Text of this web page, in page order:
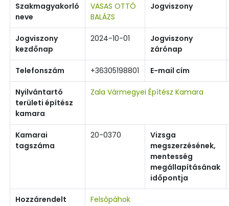
Szakmagyakorló
neve
VASAS OTTÓ
BALÁZS
Jogviszony
Jogviszony
kezdőnap
2024-10-01
Jogviszony
zárónap
Telefonszám +36305198801 E-mail cím
Nyilvántartó
területi építész
kamara
Zala Vármegyei Építész Kamara
Kamarai
tagszáma
20-0370
Vizsga
megszerzésének,
mentesség
megállapításának
időpontja
Hozzárendelt
Felsőpáhok